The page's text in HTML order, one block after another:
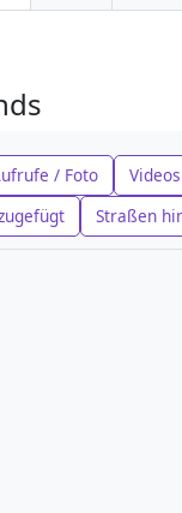
/ Foto Videos
Straßen